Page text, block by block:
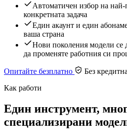
Автоматичен избор на
конкретната задача
Един акаунт и един
ваша страна
Нови поколения модели се
да променяте работния си
Опитайте безплатно
Без
Как работи
Един инструмент,
специализирани